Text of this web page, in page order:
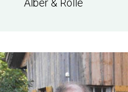
Alber & Rolle